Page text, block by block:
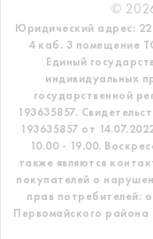
©
Юридический адрес:
4 каб. 3 помещение
Единый
индивидуальных
государственной
193635857.
193635857 от
10.00 - 19.00.
также являются
покупателей о
прав потребителей:
Первомайского района